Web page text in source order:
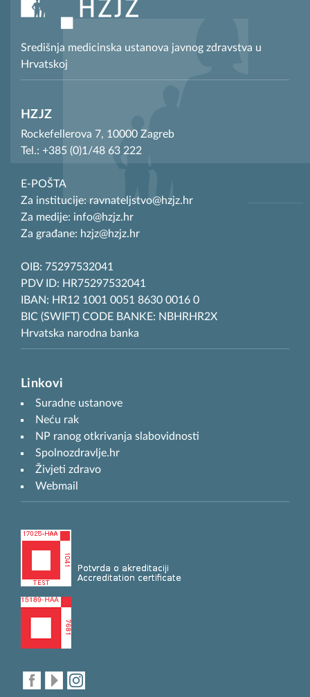
Središnja medicinska ustanova javnog zdravstva u
Hrvatskoj
HZJZ
Rockefellerova 7, 10000 Zagreb
Tel.: +385 (0)1/48 63 222
E-POŠTA
Za institucije: ravnateljstvo@hzjz.hr
Za medije: info@hzjz.hr
Za građane: hzjz@hzjz.hr
OIB: 75297532041
PDV ID: HR75297532041
IBAN: HR12 1001 0051 8630 0016 0
BIC (SWIFT) CODE BANKE: NBHRHR2X
Hrvatska narodna banka
Linkovi
Suradne ustanove
Neću rak
NP ranog otkrivanja slabovidnosti
Spolnozdravlje.hr
Živjeti zdravo
Webmail